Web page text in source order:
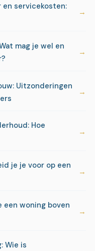
servicekosten:
mag je wel en
Uitzonderingen
Hoe
je je voor op een
een woning boven
Wie is